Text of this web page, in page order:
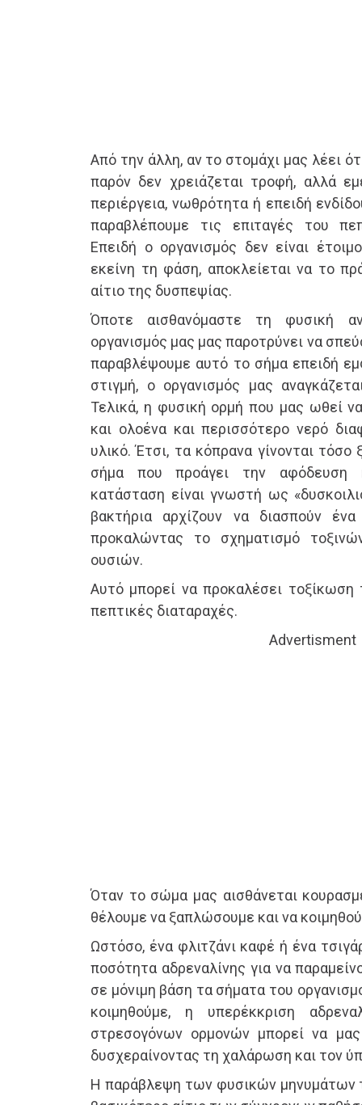
Από την άλλη, αν το στομάχι μας λέει
παρόν δεν χρειάζεται τροφή, αλλά
περιέργεια, νωθρότητα ή επειδή
παραβλέπουμε τις επιταγές του
Επειδή ο οργανισμός δεν είναι
εκείνη τη φάση, αποκλείεται να το
αίτιο της δυσπεψίας.
Όποτε αισθανόμαστε τη φυσική
οργανισμός μας μας παροτρύνει να
παραβλέψουμε αυτό το σήμα επειδή
στιγμή, ο οργανισμός μας
Τελικά, η φυσική ορμή που μας ωθεί
και ολοένα και περισσότερο νερό
υλικό. Έτσι, τα κόπρανα γίνονται
σήμα που προάγει την αφόδευση
κατάσταση είναι γνωστή ως
βακτήρια αρχίζουν να διασπούν
προκαλώντας το σχηματισμό
ουσιών.
Αυτό μπορεί να προκαλέσει τοξίκωση
πεπτικές διαταραχές.
Advertisment
Όταν το σώμα μας αισθάνεται
θέλουμε να ξαπλώσουμε και να
Ωστόσο, ένα φλιτζάνι καφέ ή ένα
ποσότητα αδρεναλίνης για να
σε μόνιμη βάση τα σήματα του
κοιμηθούμε, η υπερέκκριση
στρεσογόνων ορμονών μπορεί να μας
δυσχεραίνοντας τη χαλά­ρωση και τον
Η παράβλεψη των φυσικών μηνυμάτων